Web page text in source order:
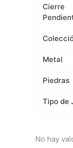
Cierre
Metal
Piedras
Tipo de
No hay